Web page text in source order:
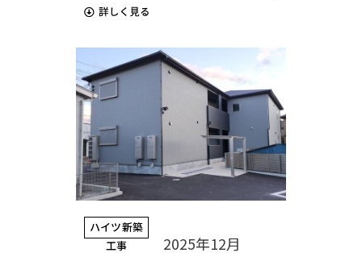
ハイツ新築
工事
2025年12月